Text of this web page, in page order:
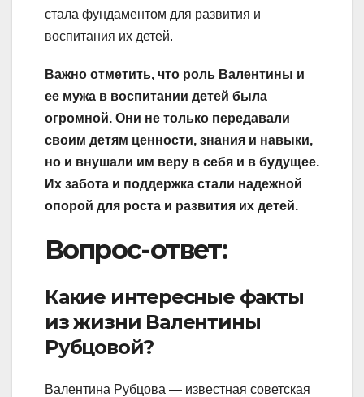
стала фундаментом для развития и
воспитания их детей.
Важно отметить, что роль Валентины и
ее мужа в воспитании детей была
огромной. Они не только передавали
своим детям ценности, знания и навыки,
но и внушали им веру в себя и в будущее.
Их забота и поддержка стали надежной
опорой для роста и развития их детей.
Вопрос-ответ:
Какие интересные факты
из жизни Валентины
Рубцовой?
Валентина Рубцова — известная советская